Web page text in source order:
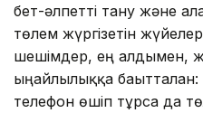
бет-әлпетті тану және
төлем жүргізетін
шешімдер, ең алдымен,
ыңғайлылыққа
телефон өшіп тұрса да